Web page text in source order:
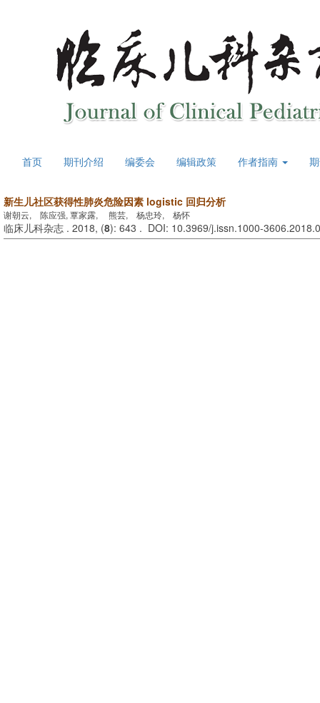
首页 期刊介绍 编委会 编辑政策 作者指南
新生儿社区获得性肺炎危险因素 logistic 回归分析
谢朝云, 陈应强, 覃家露, 熊芸, 杨忠玲, 杨怀
临床儿科杂志 . 2018, (8): 643 . DOI: 10.3969/j.issn.1000-